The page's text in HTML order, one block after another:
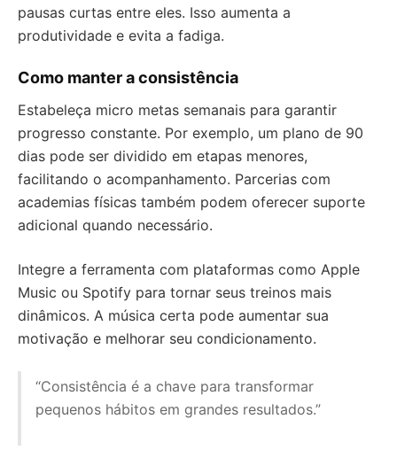
pausas curtas entre eles. Isso aumenta a
produtividade e evita a fadiga.
Como manter a consistência
Estabeleça micro metas semanais para garantir
progresso constante. Por exemplo, um plano de 90
dias pode ser dividido em etapas menores,
facilitando o acompanhamento. Parcerias com
academias físicas também podem oferecer suporte
adicional quando necessário.
Integre a ferramenta com plataformas como Apple
Music ou Spotify para tornar seus treinos mais
dinâmicos. A música certa pode aumentar sua
motivação e melhorar seu condicionamento.
“Consistência é a chave para transformar
pequenos hábitos em grandes resultados.”